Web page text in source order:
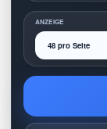
ANZEIGE